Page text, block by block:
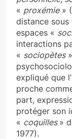
« proxémie»
distance sous
espaces «
interactions
« sociopètes»
expliqué que
proche
part,
protéger son
« coquilles »
1977).